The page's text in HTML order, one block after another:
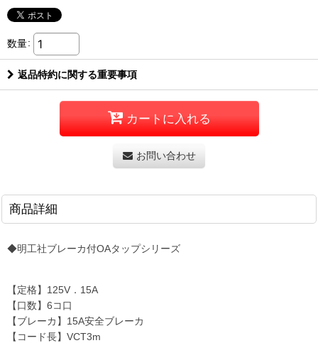
数量:
返品特約に関する重要事項
カートに入れる
お問い合わせ
商品詳細
◆明工社ブレーカ付OAタップシリーズ
【定格】125V．15A
【口数】6コ口
【ブレーカ】15A安全ブレーカ
【コード長】VCT3m